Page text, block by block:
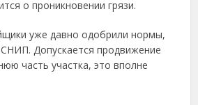
о проникновении грязи.
уже давно одобрили нормы,
Допускается продвижение
часть участка, это вполне